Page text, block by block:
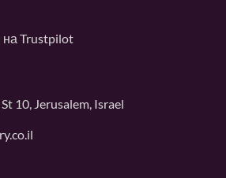
Trustpilot
10, Jerusalem, Israel